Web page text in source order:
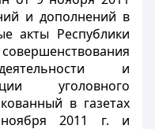
и дополнений в
акты Республики
и
уголовного
в газетах
ноября 2011 г. и